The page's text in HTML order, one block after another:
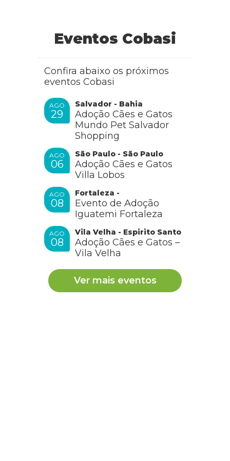
Eventos Cobasi
Confira abaixo os próximos
eventos Cobasi
AGO
29
Salvador - Bahia
Adoção Cães e Gatos
Mundo Pet Salvador
Shopping
AGO
06
São Paulo - São Paulo
Adoção Cães e Gatos
Villa Lobos
AGO
08
Fortaleza -
Evento de Adoção
Iguatemi Fortaleza
AGO
08
Vila Velha - Espirito Santo
Adoção Cães e Gatos –
Vila Velha
Ver mais eventos